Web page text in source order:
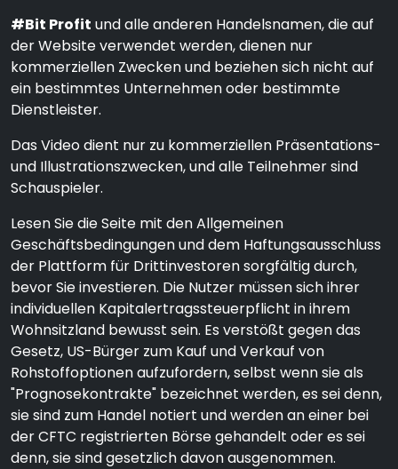
#Bit Profit und alle anderen Handelsnamen, die auf
der Website verwendet werden, dienen nur
kommerziellen Zwecken und beziehen sich nicht auf
ein bestimmtes Unternehmen oder bestimmte
Dienstleister.
Das Video dient nur zu kommerziellen Präsentations-
und Illustrationszwecken, und alle Teilnehmer sind
Schauspieler.
Lesen Sie die Seite mit den Allgemeinen
Geschäftsbedingungen und dem Haftungsausschluss
der Plattform für Drittinvestoren sorgfältig durch,
bevor Sie investieren. Die Nutzer müssen sich ihrer
individuellen Kapitalertragssteuerpflicht in ihrem
Wohnsitzland bewusst sein. Es verstößt gegen das
Gesetz, US-Bürger zum Kauf und Verkauf von
Rohstoffoptionen aufzufordern, selbst wenn sie als
"Prognosekontrakte" bezeichnet werden, es sei denn,
sie sind zum Handel notiert und werden an einer bei
der CFTC registrierten Börse gehandelt oder es sei
denn, sie sind gesetzlich davon ausgenommen.